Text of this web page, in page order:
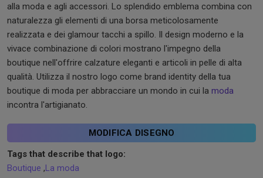
alla moda e agli accessori. Lo splendido emblema combina con
naturalezza gli elementi di una borsa meticolosamente
realizzata e dei glamour tacchi a spillo. Il design moderno e la
vivace combinazione di colori mostrano l'impegno della
boutique nell'offrire calzature eleganti e articoli in pelle di alta
qualità. Utilizza il nostro logo come brand identity della tua
boutique di moda per abbracciare un mondo in cui la moda
incontra l'artigianato.
MODIFICA DISEGNO
Tags that describe that logo:
Boutique ,La moda